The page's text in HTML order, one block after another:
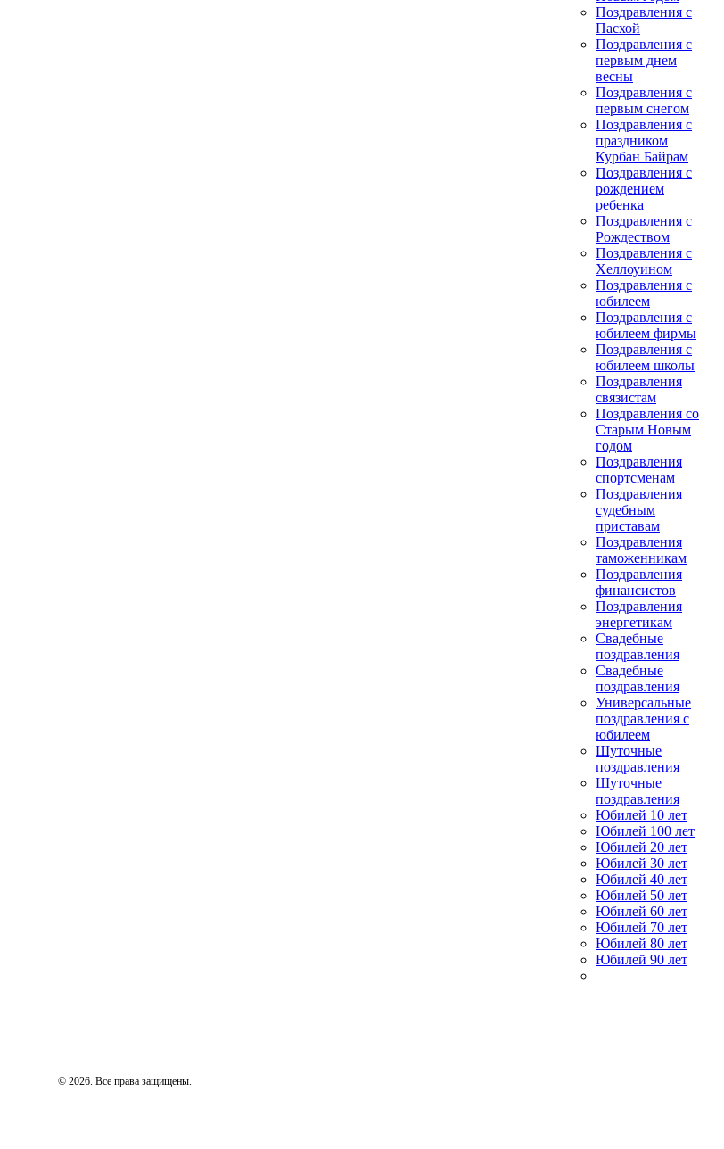
Поздравления с
Пасхой
Поздравления с
первым днем
весны
Поздравления с
первым снегом
Поздравления с
праздником
Курбан Байрам
Поздравления с
рождением
ребенка
Поздравления с
Рождеством
Поздравления с
Хеллоуином
Поздравления с
юбилеем
Поздравления с
юбилеем фирмы
Поздравления с
юбилеем школы
Поздравления
связистам
Поздравления со
Старым Новым
годом
Поздравления
спортсменам
Поздравления
судебным
приставам
Поздравления
таможенникам
Поздравления
финансистов
Поздравления
энергетикам
Свадебные
поздравления
Свадебные
поздравления
Универсальные
поздравления с
юбилеем
Шуточные
поздравления
Шуточные
поздравления
Юбилей 10 лет
Юбилей 100 лет
Юбилей 20 лет
Юбилей 30 лет
Юбилей 40 лет
Юбилей 50 лет
Юбилей 60 лет
Юбилей 70 лет
Юбилей 80 лет
Юбилей 90 лет
© 2026. Все права защищены.